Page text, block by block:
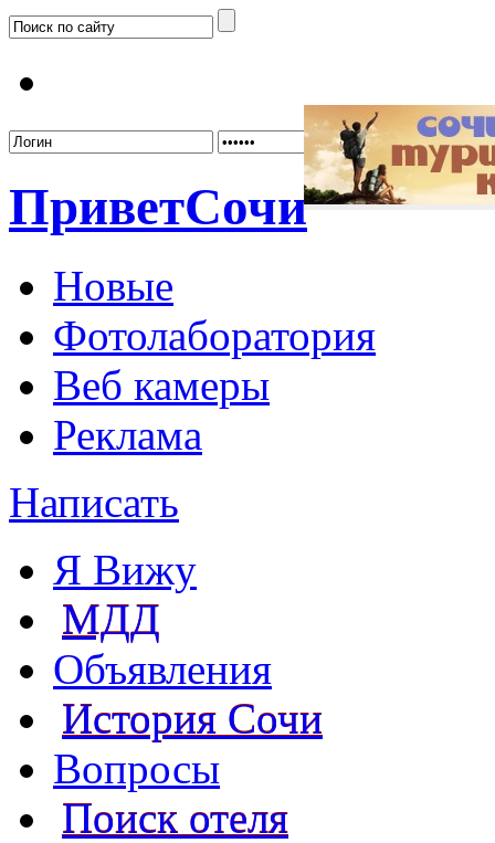
ПриветСочи
Новые
Фотолаборатория
Веб камеры
Реклама
Написать
Я Вижу
МДД
Объявления
История Сочи
Вопросы
Поиск отеля